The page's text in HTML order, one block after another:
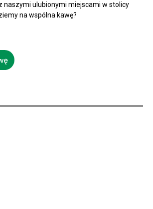
naszymi ulubionymi miejscami w stolicy
na wspólna kawę?